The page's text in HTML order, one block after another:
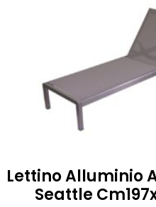
Lettino Alluminio
Seattle